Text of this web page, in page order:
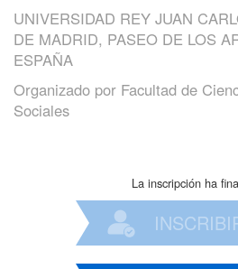
UNIVERSIDAD REY JUAN
DE MADRID, PASEO DE LOS
ESPAÑA
Organizado por Facultad de
Sociales
La inscripción ha